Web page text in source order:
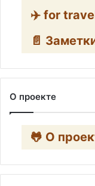
✈️ for
📄
О проекте
🐸 О